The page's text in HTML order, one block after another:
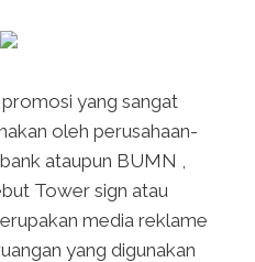
yang sangat
oleh perusahaan-
ataupun BUMN ,
Tower sign atau
media reklame
yang digunakan